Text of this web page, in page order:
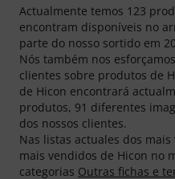
Actualmente temos 123
encontram disponíveis no
parte do nosso sortido em
Nós também nos
clientes sobre produtos de
de Hicon encontrará
produtos, 91 diferentes
dos nossos clientes.
Nas listas actuales dos
mais vendidos de Hicon no
categorias Outras fichas e